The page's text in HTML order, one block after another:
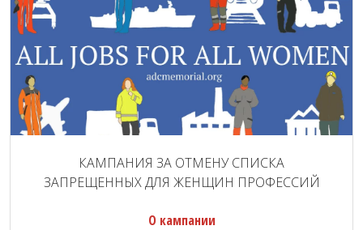
КАМПАНИЯ ЗА ОТМЕНУ СПИСКА
ЗАПРЕЩЕННЫХ ДЛЯ ЖЕНЩИН ПРОФЕССИЙ
О кампании